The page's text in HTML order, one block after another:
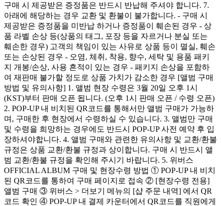
구매 시 제공받은 증정품은 반드시 반납해 주셔야 합니다. 7.
아래에 해당하는 경우 교환 및 환불이 불가합니다. - 구매 시
제공받은 증정품을 미반납 하거나 증정품이 훼손된 경우 - 상
품 라벨 손상 등(상품의 태그, 포장 등을 자르거나 분실 또는
훼손한 경우) 고객의 책임이 있는 사유로 상품 등이 멸실, 훼손
또는 손상된 경우 - 오염, 체취, 착용, 향수, 세탁 및 용품 패키
지 개봉/손상, 사용 흔적이 있는 경우 - 패키지 손상을 포함하
여 재판매 불가할 정도로 상품 가치가 감소한 경우 [앨범 구매
방법 및 유의사항] 1. 앨범 현장 수령은 3월 20일 오후 1시
(KST)부터 판매 오픈 됩니다. (오후 1시 판매 오픈 / 수령 오픈)
2. POP-UP 내 비치된 QR코드를 통해서만 앨범 구매가 가능하
며, 구매한 후 현장에서 수령하실 수 있습니다. 3. 앨범만 구매
및 수령을 희망하는 경우에도 반드시 POP-UP 사전 예약 후 입
장하셔야합니다. 4. 앨범 구매와 관련한 유의사항 및 교환/환불
규정은 상품 교환/환불 규정과 상이합니다. 구매 시 반드시 앨
범 교환/환불 규정을 확인해 주시기 바랍니다. 5. 위버스
OFFICIAL ALBUM 구매 및 현장수령 방법 ① POP-UP 내 비치
된 QR코드를 통하여 구매 페이지로 접속 ② [현장수령 전용]
앨범 구매 ③ 위버스 > 더보기 메뉴의 [샵 주문 내역] 에서 QR
코드 확인 ④ POP-UP 내 결제 카운터에서 QR코드를 직원에게